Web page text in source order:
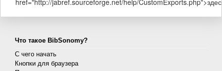
href="http://jabref.sourceforge.net/help/
Что такое BibSonomy?
С чего начать
Кнопки для браузера